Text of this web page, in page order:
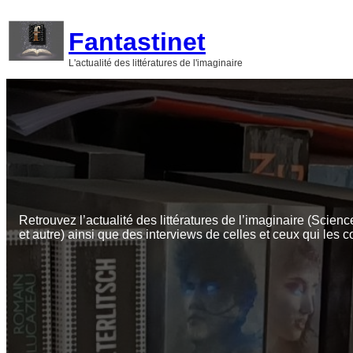
contenu
Fantastinet
L'actualité des littératures de l'imaginaire
Retrouvez l’actualité des littératures de l’imaginaire
et autre) ainsi que des interviews de celles et ceux qui les